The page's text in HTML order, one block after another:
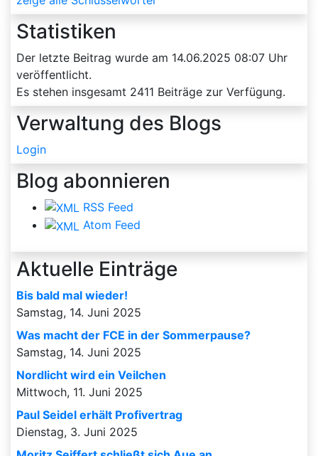
Statistiken
Der letzte Beitrag wurde am 14.06.2025 08:07 Uhr
veröffentlicht.
Es stehen insgesamt 2411 Beiträge zur Verfügung.
Verwaltung des Blogs
Login
Blog abonnieren
RSS Feed
Atom Feed
Aktuelle Einträge
Bis bald mal wieder!
Samstag, 14. Juni 2025
Was macht der FCE in der Sommerpause?
Samstag, 14. Juni 2025
Nordlicht wird ein Veilchen
Mittwoch, 11. Juni 2025
Paul Seidel erhält Profivertrag
Dienstag, 3. Juni 2025